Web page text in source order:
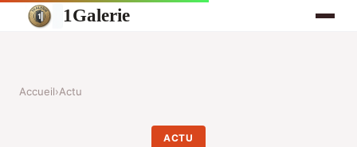
1Galerie
Accueil›Actu
ACTU